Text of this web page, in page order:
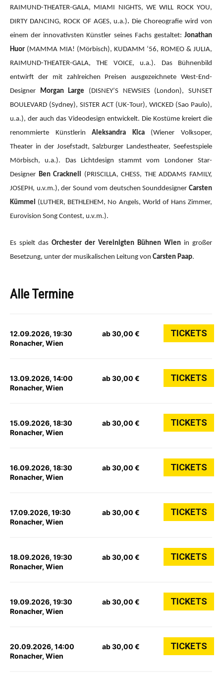
RAIMUND-THEATER-GALA, MIAMI NIGHTS, WE WILL ROCK YOU,
DIRTY DANCING, ROCK OF AGES, u.a.). Die Choreografie wird von
einem der innovativsten Künstler seines Fachs gestaltet: Jonathan
Huor (MAMMA MIA! (Mörbisch), KUDAMM ‘56, ROMEO & JULIA,
RAIMUND-THEATER-GALA, THE VOICE, u.a.). Das Bühnenbild
entwirft der mit zahlreichen Preisen ausgezeichnete West-End-
Designer Morgan Large (DISNEY’S NEWSIES (London), SUNSET
BOULEVARD (Sydney), SISTER ACT (UK-Tour), WICKED (Sao Paulo),
u.a.), der auch das Videodesign entwickelt. Die Kostüme kreiert die
renommierte KünstlerinAleksandra Kica(Wiener Volksoper,
Theater in der Josefstadt, Salzburger Landestheater, Seefestspiele
Mörbisch, u.a.). Das Lichtdesign stammt vom Londoner Star-
Designer Ben Cracknell (PRISCILLA, CHESS, THE ADDAMS FAMILY,
JOSEPH, u.v.m.), der Sound vom deutschen Sounddesigner Carsten
Kümmel (LUTHER, BETHLEHEM, No Angels, World of Hans Zimmer,
Eurovision Song Contest, u.v.m.).
Es spielt das Orchester der Vereinigten Bühnen Wien in großer
Besetzung, unter der musikalischen Leitung von Carsten Paap.
Alle Termine
12.09.2026, 19:30
Ronacher, Wien
ab 30,00 € TICKETS
13.09.2026, 14:00
Ronacher, Wien
ab 30,00 € TICKETS
15.09.2026, 18:30
Ronacher, Wien
ab 30,00 € TICKETS
16.09.2026, 18:30
Ronacher, Wien
ab 30,00 € TICKETS
17.09.2026, 19:30
Ronacher, Wien
ab 30,00 € TICKETS
18.09.2026, 19:30
Ronacher, Wien
ab 30,00 € TICKETS
19.09.2026, 19:30
Ronacher, Wien
ab 30,00 € TICKETS
20.09.2026, 14:00
Ronacher, Wien
ab 30,00 € TICKETS